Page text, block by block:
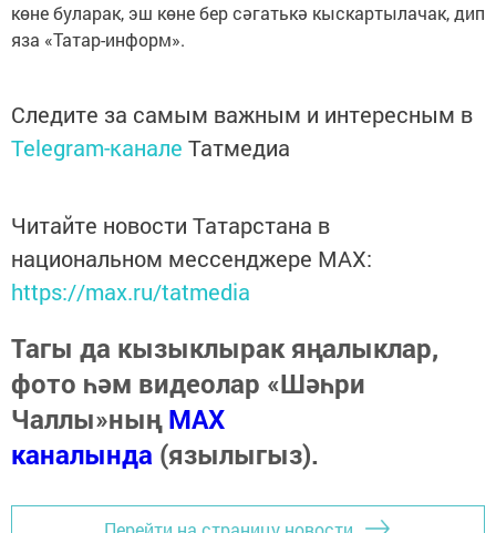
көне буларак, эш көне бер сәгатькә кыскартылачак, дип
яза «Татар-информ».
Следите за самым важным и интересным в
Telegram-канале Татмедиа
Читайте новости Татарстана в
национальном мессенджере MАХ:
https://max.ru/tatmedia
Тагы да кызыклырак яңалыклар,
фото һәм видеолар «Шәһри
Чаллы»ныңMAX
каналында (язылыгыз).